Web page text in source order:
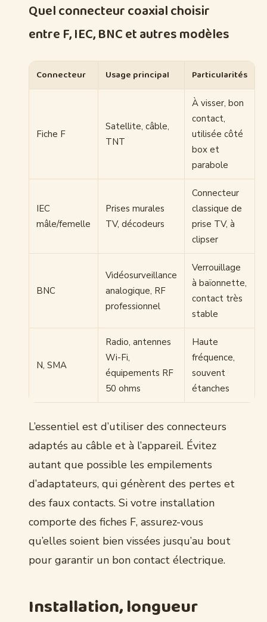
Quel connecteur coaxial choisir
entre F, IEC, BNC et autres modèles
Connecteur Usage principal Particularités
Fiche F
Satellite, câble,
TNT
À visser, bon
contact,
utilisée côté
box et
parabole
IEC
mâle/femelle
Prises murales
TV, décodeurs
Connecteur
classique de
prise TV, à
clipser
BNC
Vidéosurveillance
analogique, RF
professionnel
Verrouillage
à baïonnette,
contact très
stable
N, SMA
Radio, antennes
Wi-Fi,
équipements RF
50 ohms
Haute
fréquence,
souvent
étanches
L’essentiel est d’utiliser des connecteurs
adaptés au câble et à l’appareil. Évitez
autant que possible les empilements
d’adaptateurs, qui génèrent des pertes et
des faux contacts. Si votre installation
comporte des fiches F, assurez-vous
qu’elles soient bien vissées jusqu’au bout
pour garantir un bon contact électrique.
Installation, longueur